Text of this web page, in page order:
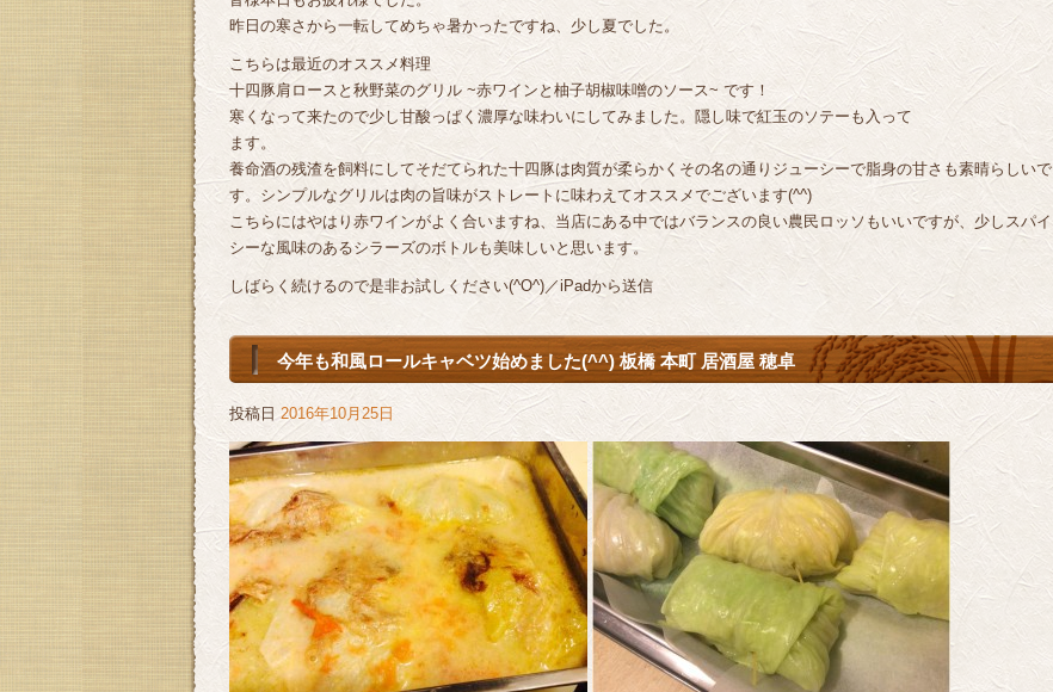
昨日の寒さから一転してめちゃ暑かったですね、少し夏でした。
こちらは最近のオススメ料理
十四豚肩ロースと秋野菜のグリル ~赤ワインと柚子胡椒味噌のソース~ です！
寒くなって来たので少し甘酸っぱく濃厚な味わいにしてみました。隠し味で紅玉のソテーも入って
ます。
養命酒の残渣を飼料にしてそだてられた十四豚は肉質が柔らかくその名の通りジューシーで脂身の甘さも素晴らしいで
す。シンプルなグリルは肉の旨味がストレートに味わえてオススメでございます(^^)
こちらにはやはり赤ワインがよく合いますね、当店にある中ではバランスの良い農民ロッソもいいですが、少しスパイ
シーな風味のあるシラーズのボトルも美味しいと思います。
しばらく続けるので是非お試しください(^O^)／iPadから送信
今年も和風ロールキャベツ始めました(^^) 板橋 本町 居酒屋 穂卓
投稿日 2016年10月25日